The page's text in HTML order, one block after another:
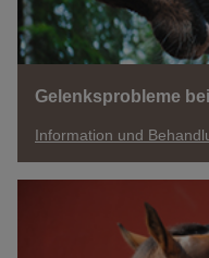
Gelenksprobleme
Information und